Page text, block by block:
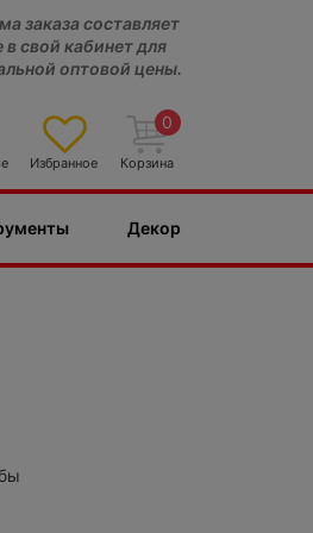
заказа составляет
свой кабинет для
оптовой цены.
0
Корзина
Избранное
Декор